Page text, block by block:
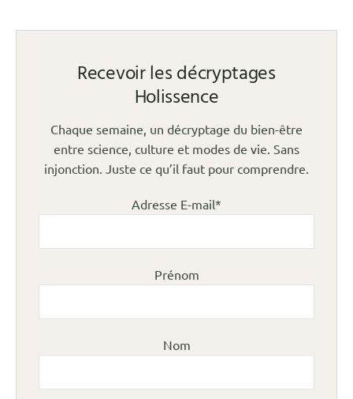
Recevoir les décryptages
Holissence
Chaque semaine, un décryptage du bien-être
entre science, culture et modes de vie. Sans
injonction. Juste ce qu’il faut pour comprendre.
Adresse E-mail*
Prénom
Nom